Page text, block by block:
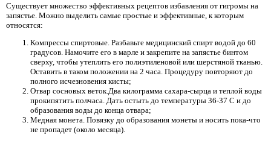
Существует множество эффективных рецептов избавления от гигромы на
запястье. Можно выделить самые простые и эффективные, к которым
относятся:
Компрессы спиртовые. Разбавьте медицинский спирт водой до 60
градусов. Намочите его в марле и закрепите на запястье бинтом
сверху, чтобы утеплить его полиэтиленовой или шерстяной тканью.
Оставить в таком положении на 2 часа. Процедуру повторяют до
полного исчезновения кисты;
Отвар сосновых веток.Два килограмма сахара-сырца и теплой воды
прокипятить полчаса. Дать остыть до температуры 36-37 С и до
образования воды до конца отвара;
Медная монета. Повязку до образования монеты и носить пока-что
не пропадет (около месяца).